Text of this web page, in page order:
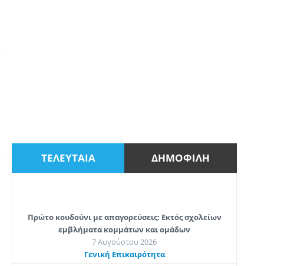
ΤΕΛΕΥΤΑΙΑ ΔΗΜΟΦΙΛΗ
Πρώτο κουδούνι με απαγορεύσεις: Εκτός σχολείων
εμβλήματα κομμάτων και ομάδων
7 Αυγούστου 2026
Γενική Επικαιρότητα